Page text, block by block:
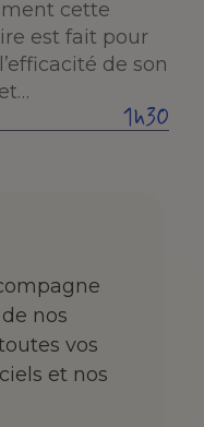
cette
est fait pour
de son
1h30
nos
vos
et nos